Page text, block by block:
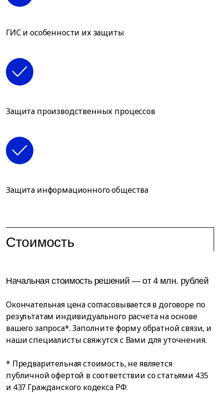
ГИС и особенности их защиты
Защита производственных процессов
Защита информационного общества
Стоимость
Начальная стоимость решений — от 4 млн. рублей
Окончательная цена согласовывается в договоре по
результатам индивидуального расчета на основе
вашего запроса*. Заполните форму обратной связи, и
наши специалисты свяжутся с Вами для уточнения.
* Предварительная стоимость, не является
публичной офертой в соответствии со статьями 435
и 437 Гражданского кодекса РФ.